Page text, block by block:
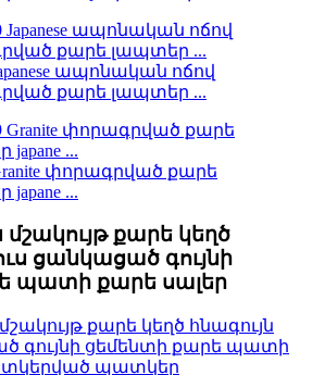
ապոնական ոճով
քարե լապտեր ...
փորագրված քարե
...
քարե կեղծ
ցանկացած գույնի
պատի քարե սալեր